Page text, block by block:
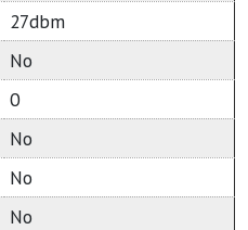
27dbm
No
0
No
No
No